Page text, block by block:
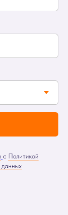
с Политикой